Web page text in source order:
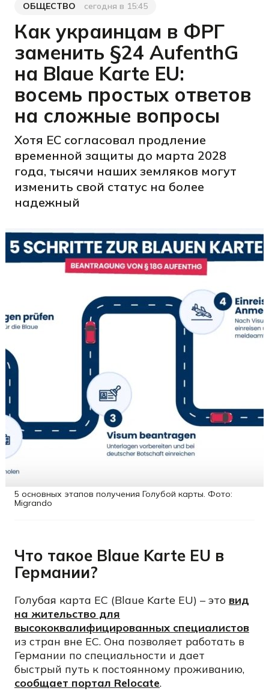
Категория
ОБЩЕСТВО
Дата публикациисегодня в 15:45
Как украинцам в ФРГ
заменить §24 AufenthG
на Blaue Karte EU:
восемь простых ответов
на сложные вопросы
Хотя ЕС согласовал продление
временной защиты до марта 2028
года, тысячи наших земляков могут
изменить свой статус на более
надежный
5 основных этапов получения Голубой карты. Фото:
Migrando
Что такое Blaue Karte EU в
Германии?
Голубая карта ЕС (Blaue Karte EU) – это вид
на жительство для
высококвалифицированных специалистов
из стран вне ЕС. Она позволяет работать в
Германии по специальности и дает
быстрый путь к постоянному проживанию,
сообщает портал Relocate.